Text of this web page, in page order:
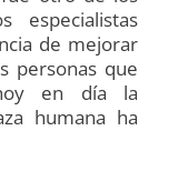
especialistas
de mejorar
personas que
en día la
humana ha